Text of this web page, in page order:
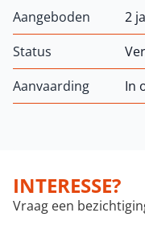
Aangeboden
2
Status
Aanvaarding
In
INTERESSE?
Vraag een